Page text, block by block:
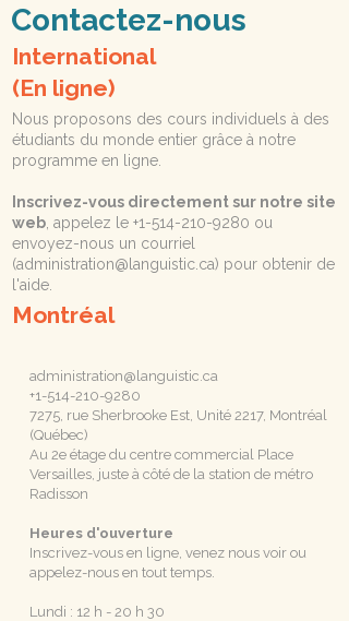
Contactez-nous
International
(En ligne)
Nous proposons des cours individuels à des
étudiants du monde entier grâce à notre
programme en ligne.
Inscrivez-vous directement sur notre site
web , appelez le +1-514-210-9280 ou
envoyez-nous un courriel
(administration@languistic.ca) pour obtenir de
l'aide.
Montréal
administration@languistic.ca
+1-514-210-9280
7275, rue Sherbrooke Est, Unité 2217, Montréal
(Québec)
Au 2e étage du centre commercial Place
Versailles, juste à côté de la station de métro
Radisson
Heures d'ouverture
Inscrivez-vous en ligne, venez nous voir ou
appelez-nous en tout temps.
Lundi : 12 h - 20 h 30